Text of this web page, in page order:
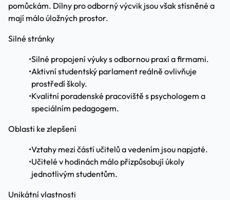
pomůckám. Dílny pro odborný výcvik jsou však stísněné a
mají málo úložných prostor.
Silné stránky
•Silné propojení výuky s odbornou praxí a firmami.
•Aktivní studentský parlament reálně ovlivňuje
prostředí školy.
•Kvalitní poradenské pracoviště s psychologem a
speciálním pedagogem.
Oblasti ke zlepšení
•Vztahy mezi částí učitelů a vedením jsou napjaté.
•Učitelé v hodinách málo přizpůsobují úkoly
jednotlivým studentům.
Unikátní vlastnosti